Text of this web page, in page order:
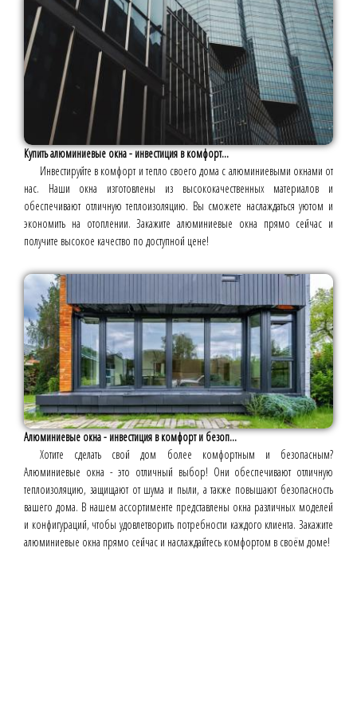
Купить алюминиевые окна - инвестиция в комфорт...
Инвестируйте в комфорт и тепло своего дома с алюминиевыми окнами от
нас. Наши окна изготовлены из высококачественных материалов и
обеспечивают отличную теплоизоляцию. Вы сможете наслаждаться уютом и
экономить на отоплении. Закажите алюминиевые окна прямо сейчас и
получите высокое качество по доступной цене!
Алюминиевые окна - инвестиция в комфорт и безоп...
Хотите сделать свой дом более комфортным и безопасным?
Алюминиевые окна - это отличный выбор! Они обеспечивают отличную
теплоизоляцию, защищают от шума и пыли, а также повышают безопасность
вашего дома. В нашем ассортименте представлены окна различных моделей
и конфигураций, чтобы удовлетворить потребности каждого клиента. Закажите
алюминиевые окна прямо сейчас и наслаждайтесь комфортом в своём доме!